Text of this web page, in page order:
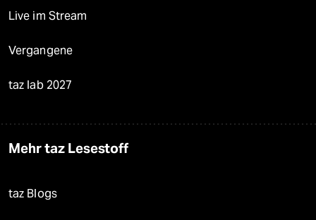
Live im Stream
Vergangene
taz lab 2027
Mehr taz Lesestoff
taz Blogs